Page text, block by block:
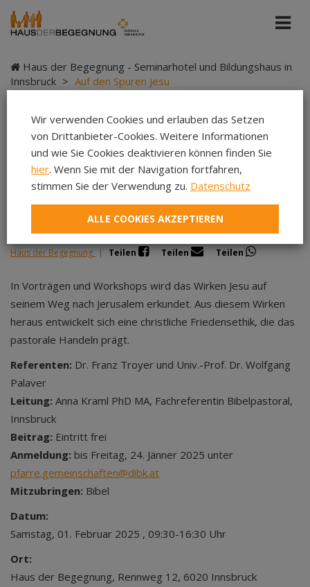
Haus der Begegnung - Seminarhotel und Bildungshaus in
Innsbruck > Auf den Spuren Jesu
Auf den Spuren Jesu
Haus der Begegnung | Teilen Teilen Teilen
In Vorträgen und Workshops wird das Wirken Jesu auf
seinem Weg nach Jerusalem erkundet. Aus diesem Wirken
heraus entwickelt sich eine christliche Friedensethik, die das
pastorale Handeln prägt.
Referenten: Dr. Franz Troyer und Univ.-Prof. Dr. Wolfgang
Palaver
Leitung: Anna Kraml PhD MA, Fachreferentin Bibelpastoral,
Innsbruck
Beitrag: Eintritt frei
Anmeldung: bis Freitag, 24. Jänner 2025 unter
pfarre.gemeinschaften@dibk.at
Mitzubringen: Bibel
Datum:
Samstag, 01. Februar 2025 , 09:30-16:30 Uhr
Ort:
Haus der Begegnung, Rennweg 12, 6020 Innsbruck
Wir verwenden Cookies und erlauben das Setzen
von Drittanbieter-Cookies. Weitere Informationen
und wie Sie Cookies deaktivieren können finden Sie
hier. Wenn Sie mit der Navigation fortfahren,
stimmen Sie der Verwendung zu. Datenschutz
ALLE COOKIES AKZEPTIEREN